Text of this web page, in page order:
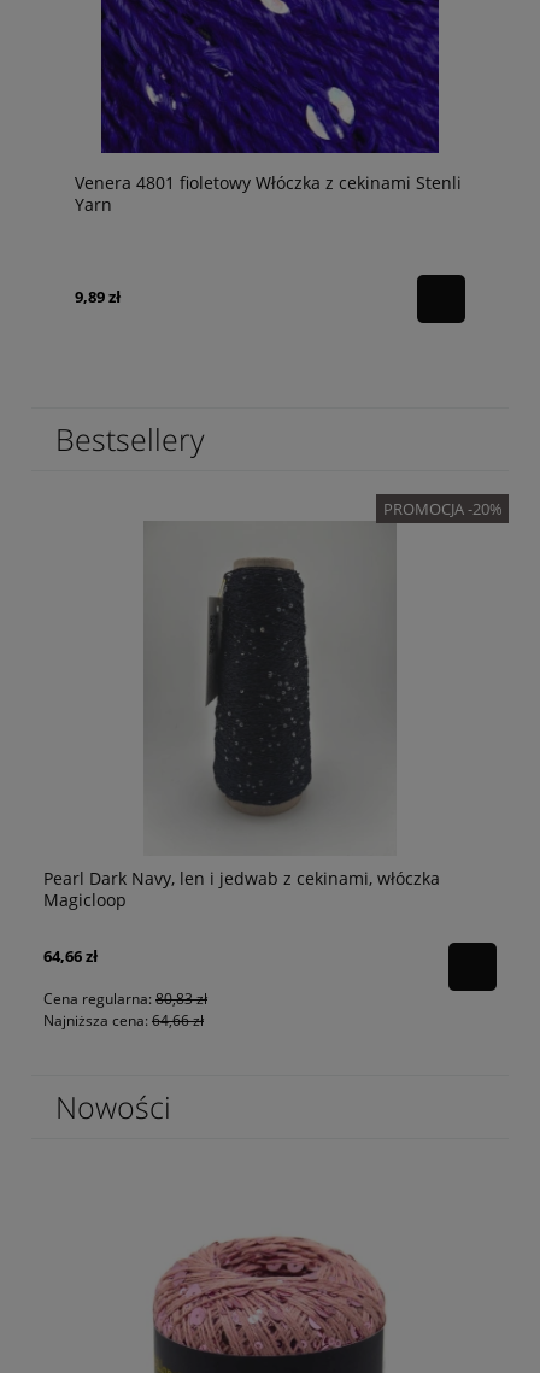
Venera 4801 fioletowy Włóczka z cekinami Stenli
Yarn
9,89 zł
Bestsellery
PROMOCJA -20%
Pearl Dark Navy, len i jedwab z cekinami, włóczka
Magicloop
64,66 zł
Cena regularna: 80,83 zł
Najniższa cena: 64,66 zł
Nowości